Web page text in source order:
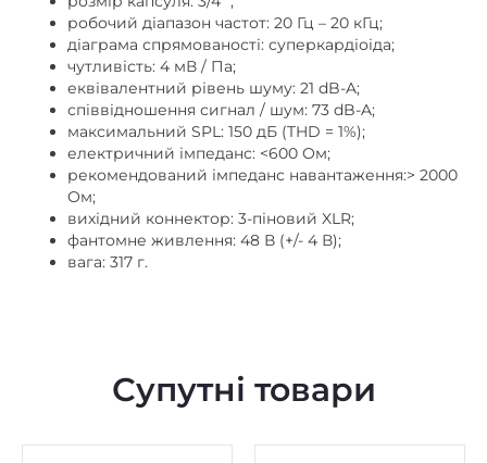
робочий діапазон частот: 20 Гц – 20 кГц;
діаграма спрямованості: суперкардіоіда;
чутливість: 4 мВ / Па;
еквівалентний рівень шуму: 21 dB-A;
співвідношення сигнал / шум: 73 dB-A;
максимальний SPL: 150 дБ (THD = 1%);
електричний імпеданс: <600 Ом;
рекомендований імпеданс навантаження:> 2000
Ом;
вихідний коннектор: 3-піновий XLR;
фантомне живлення: 48 В (+/- 4 В);
вага: 317 г.
Супутні товари